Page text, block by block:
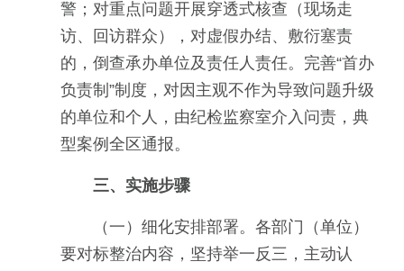
警；对重点问题开展穿透式核查（现场走
访、回访群众），对虚假办结、敷衍塞责
的，倒查承办单位及责任人责任。完善“首办
负责制”制度，对因主观不作为导致问题升级
的单位和个人，由纪检监察室介入问责，典
型案例全区通报。
三、实施步骤
（一）细化安排部署。各部门（单位）
要对标整治内容，坚持举一反三，主动认